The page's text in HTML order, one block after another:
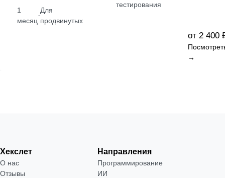
1
месяц
·
Для
продвинутых
тестирования
от 2 400
→
Хекслет
О нас
Отзывы
Направления
Программирование
ИИ